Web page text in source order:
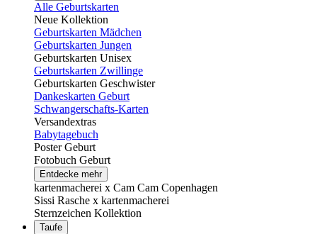
Alle Geburtskarten
Neue Kollektion
Geburtskarten Mädchen
Geburtskarten Jungen
Geburtskarten Unisex
Geburtskarten Zwillinge
Geburtskarten Geschwister
Dankeskarten Geburt
Schwangerschafts-Karten
Versandextras
Babytagebuch
Poster Geburt
Fotobuch Geburt
Entdecke mehr
kartenmacherei x Cam Cam Copenhagen
Sissi Rasche x kartenmacherei
Sternzeichen Kollektion
Taufe